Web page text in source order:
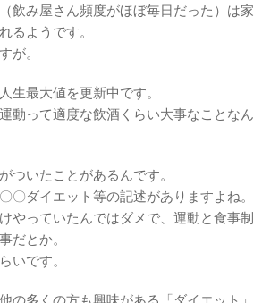
飲み屋さん頻度がほぼ毎日だった）は家
るようです。
が。
生最大値を更新中です。
動って適度な飲酒くらい大事なことなん
ついたことがあるんです。
〇ダイエット等の記述がありますよね。
やっていたんではダメで、運動と食事制
だとか。
いです。